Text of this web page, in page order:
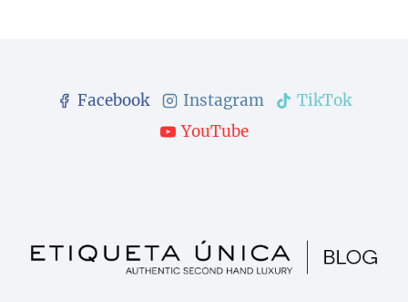
Facebook Instagram
TikTok
YouTube